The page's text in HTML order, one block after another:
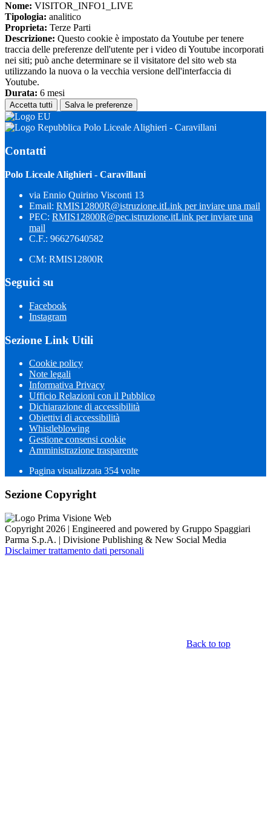
Nome: VISITOR_INFO1_LIVE
Tipologia: analitico
Proprieta: Terze Parti
Descrizione: Questo cookie è impostato da Youtube per tenere
traccia delle preferenze dell'utente per i video di Youtube incorporati
nei siti; può anche determinare se il visitatore del sito web sta
utilizzando la nuova o la vecchia versione dell'interfaccia di
Youtube.
Durata: 6 mesi
Accetta tutti Salva le preferenze
Polo Liceale Alighieri - Caravillani
Contatti
Polo Liceale Alighieri - Caravillani
via Ennio Quirino Visconti 13
Email: RMIS12800R@istruzione.itLink per inviare una mail
PEC: RMIS12800R@pec.istruzione.itLink per inviare una
mail
C.F.: 96627640582
CM: RMIS12800R
Seguici su
Facebook
Instagram
Sezione Link Utili
Cookie policy
Note legali
Informativa Privacy
Ufficio Relazioni con il Pubblico
Dichiarazione di accessibilità
Obiettivi di accessibilità
Whistleblowing
Gestione consensi cookie
Amministrazione trasparente
Pagina visualizzata 354 volte
Sezione Copyright
Copyright 2026 | Engineered and powered by Gruppo Spaggiari
Parma S.p.A. | Divisione Publishing & New Social Media
Disclaimer trattamento dati personali
Back to top